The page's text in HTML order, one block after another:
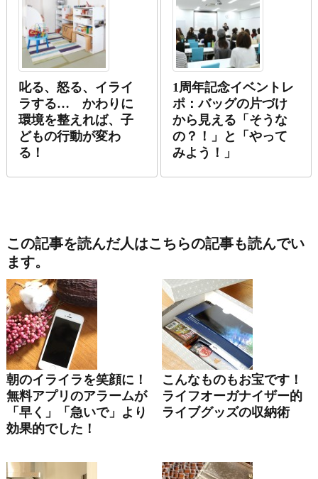
叱る、怒る、イライ
ラする… かわりに
環境を整えれば、子
どもの行動が変わ
る！
1周年記念イベントレ
ポ：バッグの片づけ
から見える「そうな
の？！」と「やって
みよう！」
この記事を読んだ人はこちらの記事も読んでい
ます。
朝のイライラを笑顔に！
無料アプリのアラームが
「早く」「急いで」より
効果的でした！
こんなものもお宝です！
ライフオーガナイザー的
ライブグッズの収納術